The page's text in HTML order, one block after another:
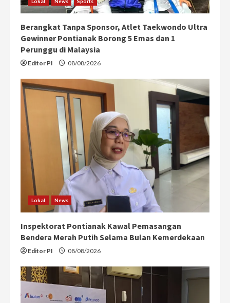
Berangkat Tanpa Sponsor, Atlet Taekwondo Ultra
Gewinner Pontianak Borong 5 Emas dan 1
Perunggu di Malaysia
Editor PI 08/08/2026
Lokal News
Inspektorat Pontianak Kawal Pemasangan
Bendera Merah Putih Selama Bulan Kemerdekaan
Editor PI 08/08/2026